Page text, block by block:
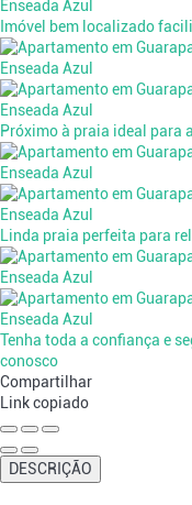
Imóvel bem localizado
Próximo à praia ideal para
Linda praia perfeita para
Tenha toda a confiança e
conosco
Compartilhar
Link copiado
DESCRIÇÃO